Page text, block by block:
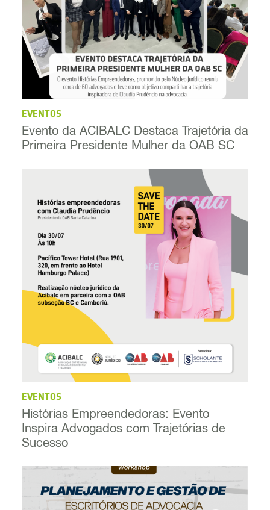
EVENTOS
Evento da ACIBALC Destaca Trajetória da
Primeira Presidente Mulher da OAB SC
EVENTOS
Histórias Empreendedoras: Evento
Inspira Advogados com Trajetórias de
Sucesso